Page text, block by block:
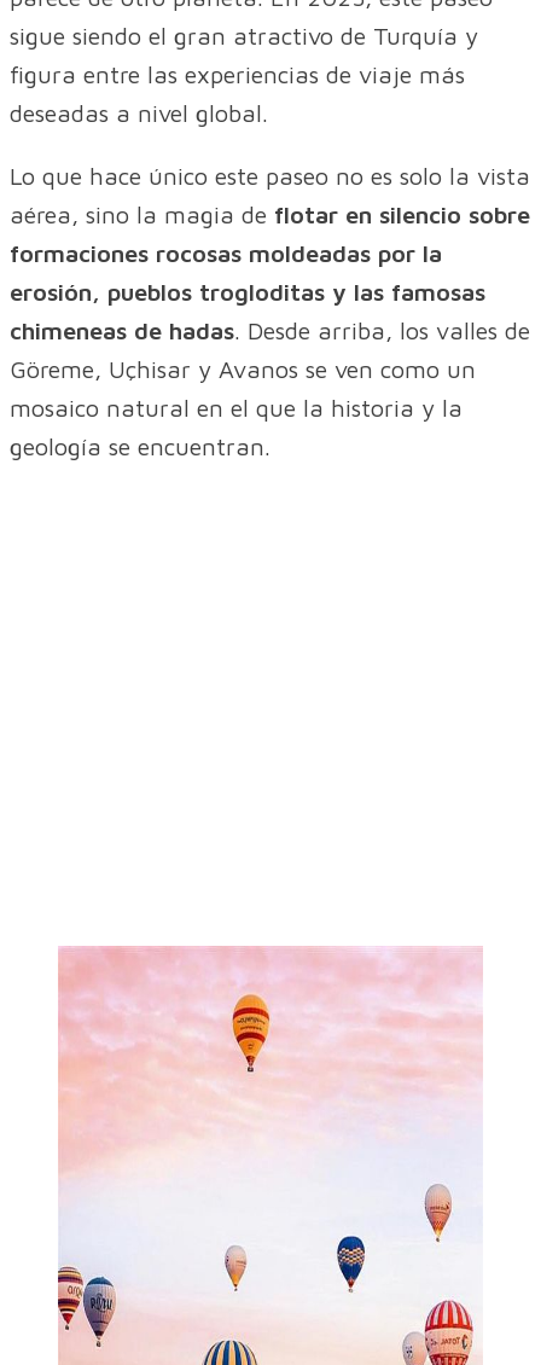
sigue siendo el gran atractivo de Turquía y
figura entre las experiencias de viaje más
deseadas a nivel global.
Lo que hace único este paseo no es solo la vista
aérea, sino la magia de flotar en silencio sobre
formaciones rocosas moldeadas por la
erosión, pueblos trogloditas y las famosas
chimeneas de hadas. Desde arriba, los valles de
Göreme, Uçhisar y Avanos se ven como un
mosaico natural en el que la historia y la
geología se encuentran.